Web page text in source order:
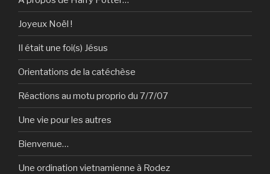
Joyeux Noël !
Il était une foi(s) Jésus
Orientations de la catéchèse
Réactions au motu proprio du 7/7/07
Une vie pour les autres
Bienvenue…
Une ordination vietnamienne à Rodez